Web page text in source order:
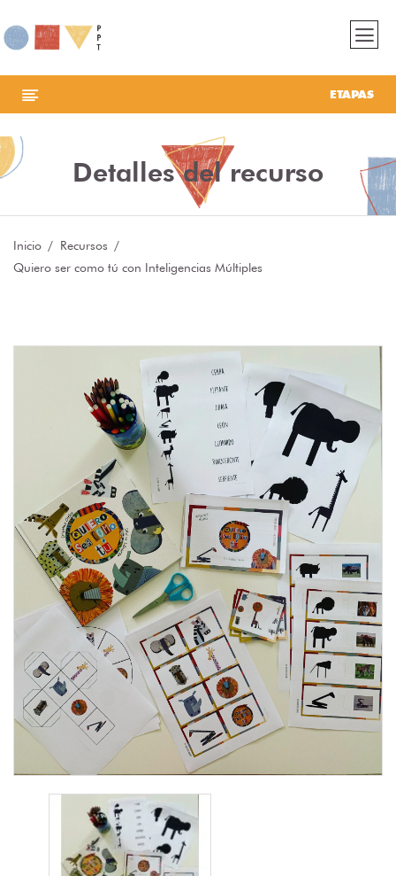
ETAPAS
Detalles del recurso
Inicio
Recursos
Quiero ser como tú con Inteligencias Múltiples